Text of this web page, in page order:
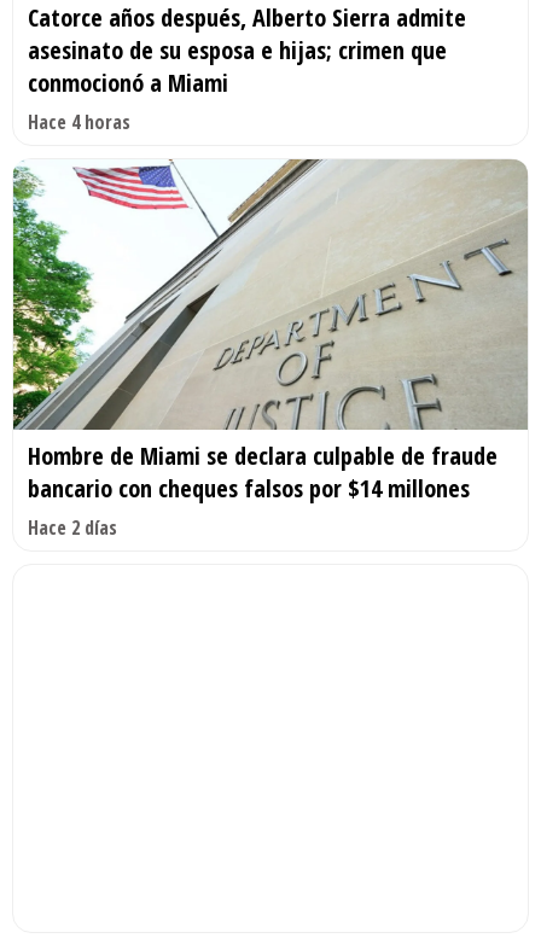
Catorce años después, Alberto Sierra admite
asesinato de su esposa e hijas; crimen que
conmocionó a Miami
Hace 4 horas
Hombre de Miami se declara culpable de fraude
bancario con cheques falsos por $14 millones
Hace 2 días